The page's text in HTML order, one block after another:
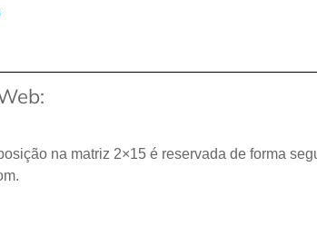
na matriz 2×15 é reservada de forma